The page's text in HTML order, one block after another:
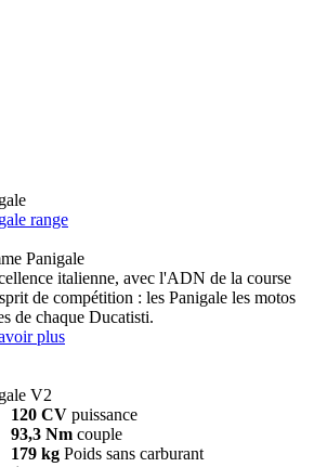
range
Panigale
italienne, avec l'ADN de la course
de compétition : les Panigale les motos
de chaque Ducatisti.
plus
V2
120 CV puissance
93,3 Nm couple
179 kg Poids sans carburant